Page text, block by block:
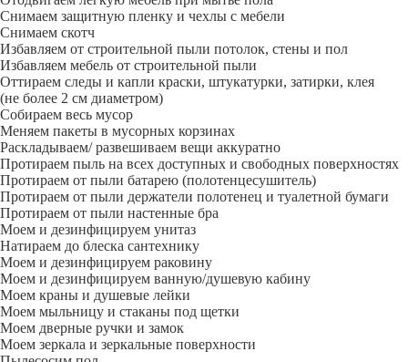
Снимаем защитную пленку и чехлы с мебели
Снимаем скотч
Избавляем от строительной пыли потолок, стены и пол
Избавляем мебель от строительной пыли
Оттираем следы и капли краски, штукатурки, затирки, клея
(не более 2 см диаметром)
Собираем весь мусор
Меняем пакеты в мусорных корзинах
Раскладываем/ развешиваем вещи аккуратно
Протираем пыль на всех доступных и свободных поверхностях
Протираем от пыли батарею (полотенцесушитель)
Протираем от пыли держатели полотенец и туалетной бумаги
Протираем от пыли настенные бра
Моем и дезинфицируем унитаз
Натираем до блеска сантехнику
Моем и дезинфицируем раковину
Моем и дезинфицируем ванную/душевую кабину
Моем краны и душевые лейки
Моем мыльницу и стаканы под щетки
Моем дверные ручки и замок
Моем зеркала и зеркальные поверхности